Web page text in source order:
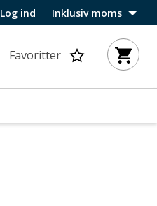
Log ind Inklusiv moms
Favoritter